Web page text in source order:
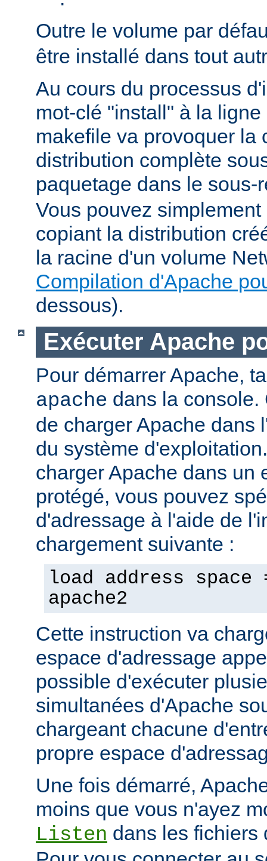
Outre le volume par
être installé dans tout
Au cours du processus
mot-clé "install" à la
makefile va provoquer la
distribution complète
paquetage dans le
Vous pouvez
copiant la distribution
la racine d'un volume
Compilation d'Apache
dessous).
Exécuter Apache
Pour démarrer Apache,
apache dans la console.
de charger Apache dans
du système
charger Apache dans un
protégé, vous pouvez
d'adressage à l'aide de
chargement suivante :
load address space
apache2
Cette instruction va
espace d'adressage
possible d'exécuter
simultanées d'Apache
chargeant chacune
propre espace
Une fois démarré,
moins que vous n'ayez
Listen dans les fichiers